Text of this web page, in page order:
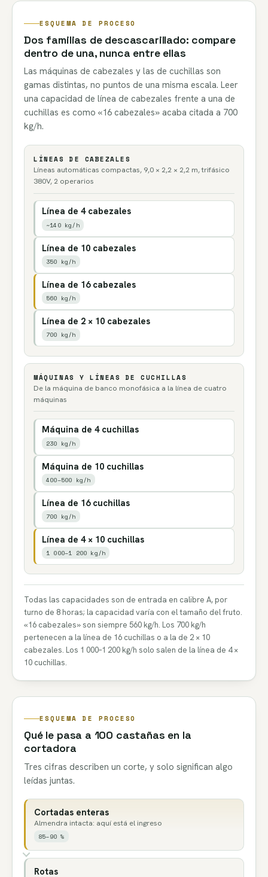
ESQUEMA DE PROCESO
Dos familias de descascarillado: compare
dentro de una, nunca entre ellas
Las máquinas de cabezales y las de cuchillas son
gamas distintas, no puntos de una misma escala. Leer
una capacidad de línea de cabezales frente a una de
cuchillas es como «16 cabezales» acaba citada a 700
kg/h.
LÍNEAS DE CABEZALES
Líneas automáticas compactas, 9,0 × 2,2 × 2,2 m, trifásico
380V, 2 operarios
Línea de 4 cabezales
~140 kg/h
Línea de 10 cabezales
350 kg/h
Línea de 16 cabezales
560 kg/h
Línea de 2 × 10 cabezales
700 kg/h
MÁQUINAS Y LÍNEAS DE CUCHILLAS
De la máquina de banco monofásica a la línea de cuatro
máquinas
Máquina de 4 cuchillas
230 kg/h
Máquina de 10 cuchillas
400–500 kg/h
Línea de 16 cuchillas
700 kg/h
Línea de 4 × 10 cuchillas
1 000–1 200 kg/h
Todas las capacidades son de entrada en calibre A, por
turno de 8 horas; la capacidad varía con el tamaño del fruto.
«16 cabezales» son siempre 560 kg/h. Los 700 kg/h
pertenecen a la línea de 16 cuchillas o a la de 2 × 10
cabezales. Los 1 000–1 200 kg/h solo salen de la línea de 4 ×
10 cuchillas.
ESQUEMA DE PROCESO
Qué le pasa a 100 castañas en la
cortadora
Tres cifras describen un corte, y solo significan algo
leídas juntas.
Cortadas enteras
Almendra intacta: aquí está el ingreso
85–90 %
Rotas